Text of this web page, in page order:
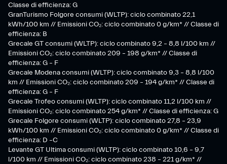
Classe di efficienza: G
GranTurismo Folgore consumi (WLTP): ciclo combinato 22,1
kWh/100 km // Emissioni CO₂: ciclo combinato 0 g/km* // Classe di
efficienza: B
Grecale GT consumi (WLTP): ciclo combinato 9,2 – 8,8 l/100 km //
Emissioni CO₂: ciclo combinato 209 – 198 g/km* // Classe di
efficienza: G – F
Grecale Modena consumi (WLTP): ciclo combinato 9,3 – 8,8 l/100
km // Emissioni CO₂: ciclo combinato 209 – 194 g/km* // Classe di
efficienza: G – F
Grecale Trofeo consumi (WLTP): ciclo combinato 11,2 l/100 km //
Emissioni CO₂: ciclo combinato 254 g/km* // Classe di efficienza: G
Grecale Folgore consumi (WLTP): ciclo combinato 27,8 – 23,9
kWh/100 km // Emissioni CO₂: ciclo combinato 0 g/km* // Classe di
efficienza: D –C
Levante GT Ultima consumi (WLTP): ciclo combinato 10,6 – 9,7
l/100 km // Emissioni CO₂: ciclo combinato 238 – 221 g/km* //